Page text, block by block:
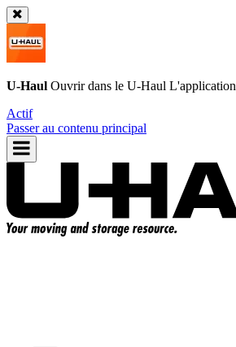
U-Haul Ouvrir dans le U-Haul L'application
Actif
Passer au contenu principal